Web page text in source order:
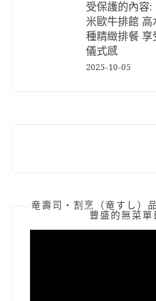
受保護的內容
米歐牛排館
種精緻排餐 享
儀式感
2025-10-05
竜壽司‧割烹（竜すし）
豐盛的無菜單